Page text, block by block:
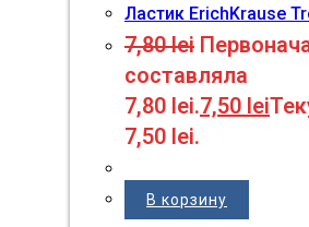
Ластик ErichKrause
7,80lei
составляла
7,80 lei.7,50 lei
7,50 lei.
В корзину